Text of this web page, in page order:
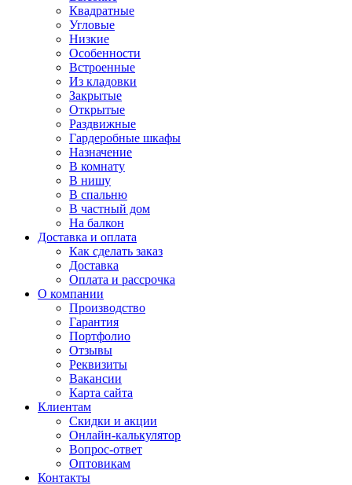
Квадратные
Угловые
Низкие
Особенности
Встроенные
Из кладовки
Закрытые
Открытые
Раздвижные
Гардеробные шкафы
Назначение
В комнату
В нишу
В спальню
В частный дом
На балкон
Доставка и оплата
Как сделать заказ
Доставка
Оплата и рассрочка
О компании
Производство
Гарантия
Портфолио
Отзывы
Реквизиты
Вакансии
Карта сайта
Клиентам
Скидки и акции
Онлайн-калькулятор
Вопрос-ответ
Оптовикам
Контакты